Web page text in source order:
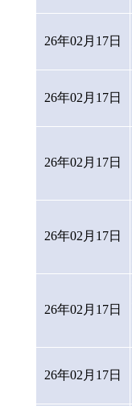
26年02月17日
26年02月17日
26年02月17日
26年02月17日
26年02月17日
26年02月17日